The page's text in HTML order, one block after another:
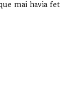
mai havia fet